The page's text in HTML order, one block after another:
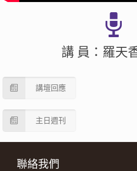
講 員：羅天
講壇回應
主日週刊
聯絡我們